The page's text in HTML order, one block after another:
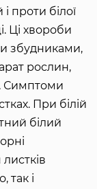
проти білої
Ці хвороби
збудниками,
рослин,
Симптоми
При білій
білий
так і